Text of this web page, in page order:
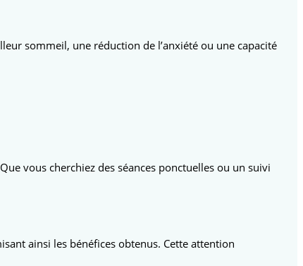
sommeil, une réduction de l’anxiété ou une capacité
vous cherchiez des séances ponctuelles ou un suivi
ainsi les bénéfices obtenus. Cette attention